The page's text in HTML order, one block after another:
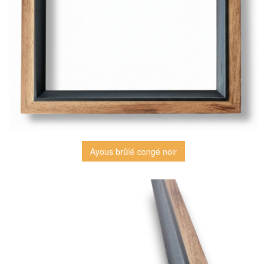
Ayous brûlé congé noir